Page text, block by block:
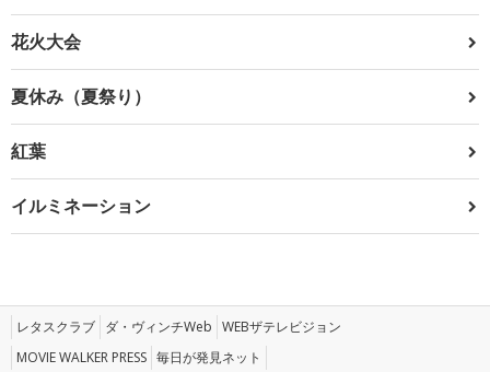
花火大会
夏休み（夏祭り）
紅葉
イルミネーション
レタスクラブ ダ・ヴィンチWeb WEBザテレビジョン
MOVIE WALKER PRESS 毎日が発見ネット